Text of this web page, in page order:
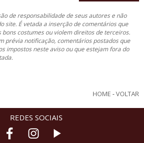
de responsabilidade de seus autores e não
site. É vetada a inserção de comentários que
bons costumes ou violem direitos de terceiros.
prévia notificação, comentários postados que
impostos neste aviso ou que estejam fora do
HOME -VOLTAR
REDES SOCIAIS